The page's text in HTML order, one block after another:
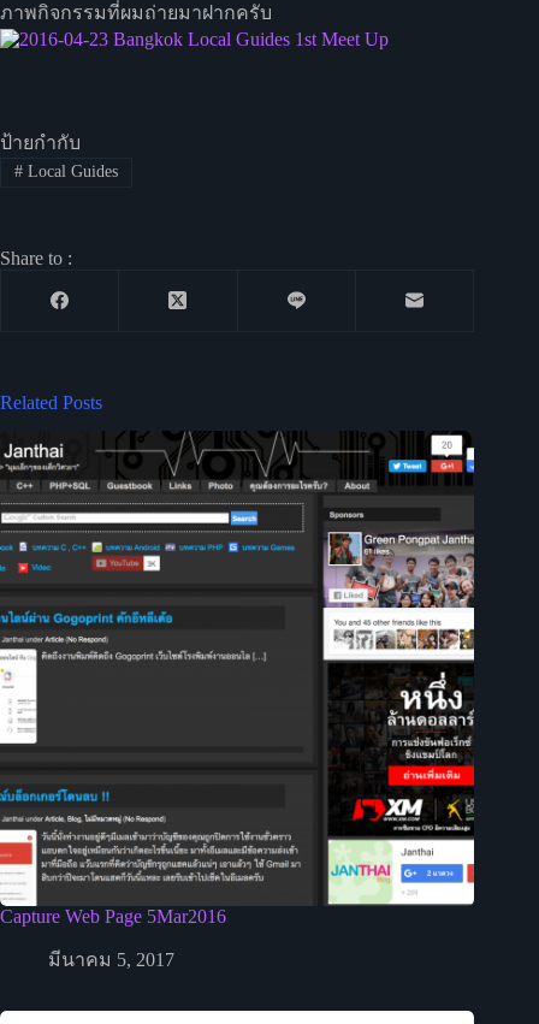
ภาพกิจกรรมที่ผมถ่ายมาฝากครับ
ป้ายกำกับ
#Local Guides
Share to :
Related Posts
Capture Web Page 5Mar2016
มีนาคม 5, 2017